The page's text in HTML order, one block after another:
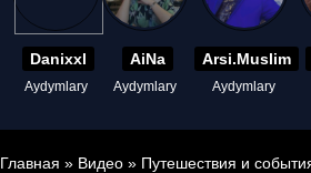
Danixxl
Aydymlary
AiNa
Aydymlary
Arsi.Muslim
Aydymlary
Главная » Видео » Путешествия и